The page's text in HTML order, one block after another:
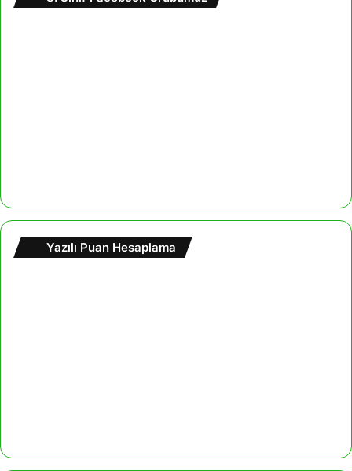
Yazılı Puan Hesaplama